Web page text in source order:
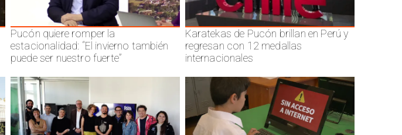
Pucón quiere romper la
estacionalidad: “El invierno también
puede ser nuestro fuerte”
Karatekas de Pucón brillan en Perú y
regresan con 12 medallas
internacionales